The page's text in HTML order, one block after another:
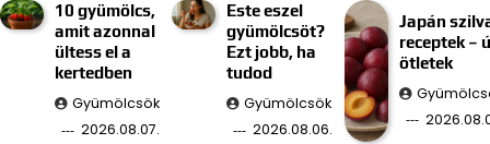
10 gyümölcs,
amit azonnal
ültess el a
kertedben
Gyümölcsök
2026.08.07.
Este eszel
gyümölcsöt?
Ezt jobb, ha
tudod
Gyümölcsök
2026.08.06.
Japán
receptek –
ötletek